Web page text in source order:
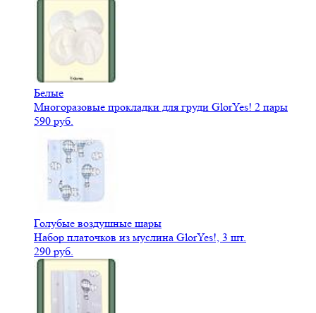
Белые
Многоразовые прокладки для груди GlorYes! 2 пары
590 руб.
Голубые воздушные шары
Набор платочков из муслина GlorYes!, 3 шт.
290 руб.